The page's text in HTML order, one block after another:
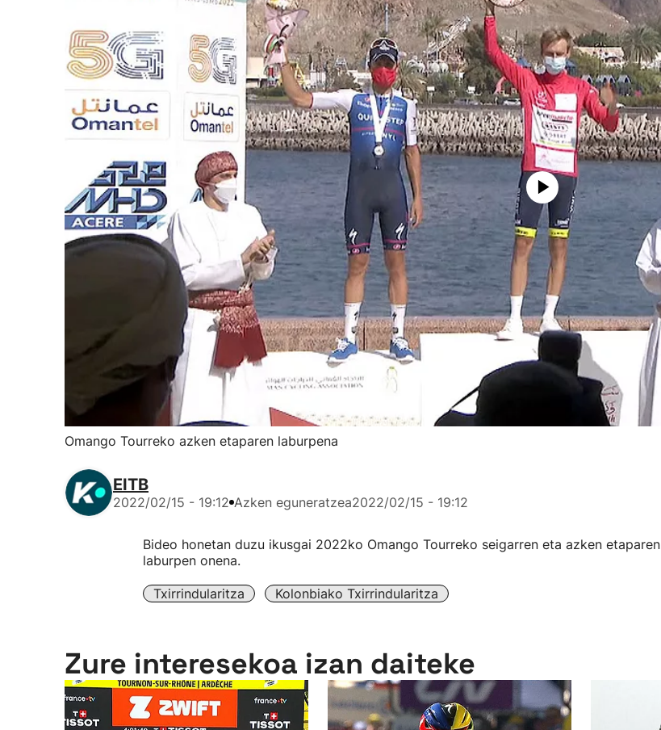
Omango Tourreko azken etaparen laburpena
EITB
2022/02/15 - 19:12 Azken eguneratzea2022/02/15 - 19:12
Bideo honetan duzu ikusgai 2022ko Omango Tourreko seigarren eta azken etaparen
laburpen onena.
Txirrindularitza Kolonbiako Txirrindularitza
Zure interesekoa izan daiteke